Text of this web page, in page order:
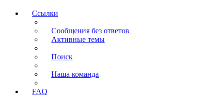
Ссылки
Сообщения без ответов
Активные темы
Поиск
Наша команда
FAQ